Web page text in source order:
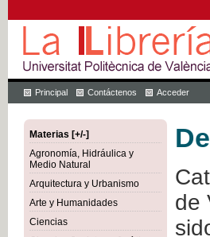
Principal Contáctenos Acceder
Materias [+/-]
Agronomía, Hidráulica y
Medio Natural
Arquitectura y Urbanismo
Arte y Humanidades
Ciencias
de